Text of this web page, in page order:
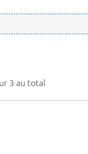
3 au total